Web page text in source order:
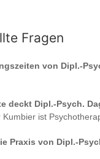
Fragen
von Dipl.-
deckt Dipl.-Psych.
Kumbier ist
Praxis von Dipl.-